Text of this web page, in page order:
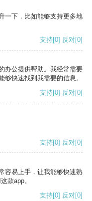
一下，比如能够支持更多地
支持[0] 反对[0]
办公提供帮助。我经常需要
快速找到我需要的信息。
支持[0] 反对[0]
支持[0] 反对[0]
容易上手，让我能够快速熟
款app。
支持[0] 反对[0]